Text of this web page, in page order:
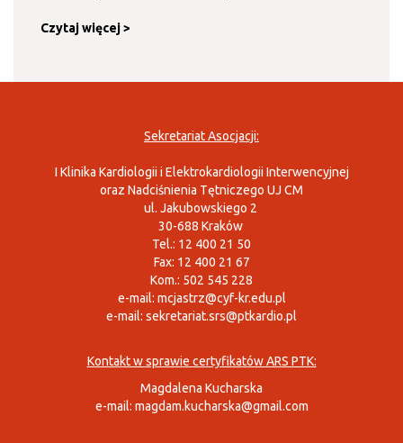
Czytaj więcej >
Sekretariat Asocjacji:
I Klinika Kardiologii i Elektrokardiologii Interwencyjnej
oraz Nadciśnienia Tętniczego UJ CM
ul. Jakubowskiego 2
30-688 Kraków
Tel.: 12 400 21 50
Fax: 12 400 21 67
Kom.: 502 545 228
e-mail: mcjastrz@cyf-kr.edu.pl
e-mail: sekretariat.srs@ptkardio.pl
Kontakt w sprawie certyfikatów ARS PTK:
Magdalena Kucharska
e-mail: magdam.kucharska@gmail.com